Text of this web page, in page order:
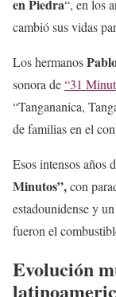
en Piedra“, en los
cambió sus vidas
Los hermanos
sonora de“31
“Tangananica,
de familias en el
Esos intensos años
Minutos”,con
estadounidense y un
fueron el
Evolución